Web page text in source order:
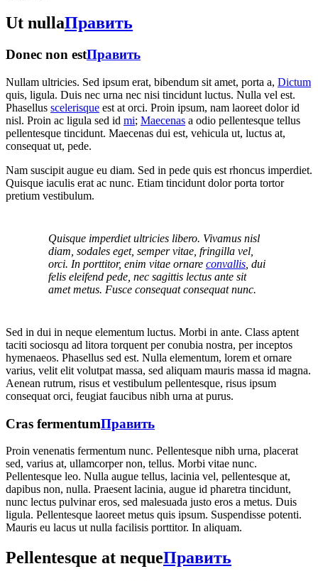
Ut nullaПравить
Donec non estПравить
Nullam ultricies. Sed ipsum erat, bibendum sit amet, porta a, Dictum
quis, ligula. Duis nec urna nec nisi tincidunt luctus. Nulla vel est.
Phasellus scelerisque est at orci. Proin ipsum, nam laoreet dolor id
nisl. Proin ac ligula sed id mi; Maecenas a odio pellentesque tellus
pellentesque tincidunt. Maecenas dui est, vehicula ut, luctus at,
consequat ut, pede.
Nam suscipit augue eu diam. Sed in pede quis est rhoncus imperdiet.
Quisque iaculis erat ac nunc. Etiam tincidunt dolor porta tortor
pretium vestibulum.
Quisque imperdiet ultricies libero. Vivamus nisl
diam, sodales eget, semper vitae, fringilla vel,
orci. In porttitor, enim vitae ornare convallis , dui
felis eleifend pede, nec sagittis lectus ante sit
amet metus. Fusce consequat consequat nunc.
Sed in dui in neque elementum luctus. Morbi in ante. Class aptent
taciti sociosqu ad litora torquent per conubia nostra, per inceptos
hymenaeos. Phasellus sed est. Nulla elementum, lorem et ornare
varius, velit elit volutpat massa, sed aliquam mauris massa id magna.
Aenean rutrum, risus et vestibulum pellentesque, risus ipsum
consequat orci, feugiat faucibus nibh urna at purus.
Cras fermentumПравить
Proin venenatis fermentum nunc. Pellentesque nibh urna, placerat
sed, varius at, ullamcorper non, tellus. Morbi vitae nunc.
Pellentesque leo. Nulla augue tellus, lacinia vel, pellentesque at,
dapibus non, nulla. Praesent lacinia, augue id pharetra tincidunt,
nunc lectus pulvinar eros, sed malesuada justo eros a metus. Duis
ligula. Pellentesque laoreet metus quis ipsum. Suspendisse potenti.
Mauris eu lacus ut nulla facilisis porttitor. In aliquam.
Pellentesque at nequeПравить